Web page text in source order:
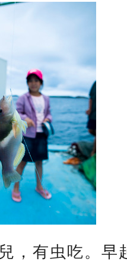
，有虫吃。早